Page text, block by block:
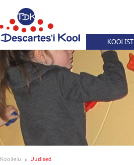
KOOLIST
Koolielu Uudised